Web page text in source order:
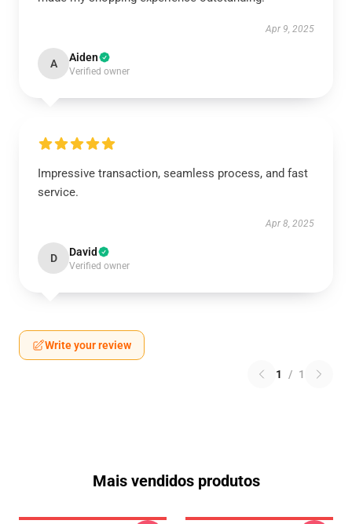
Apr 9, 2025
A Aiden
Verified owner
Impressive transaction, seamless process, and fast
service.
Apr 8, 2025
D David
Verified owner
Write your review
1 / 1
Mais vendidos produtos